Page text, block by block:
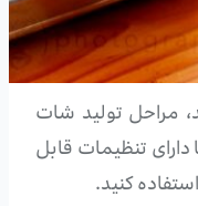
مراحل تولید شات
تنظیمات قابل
کنید.